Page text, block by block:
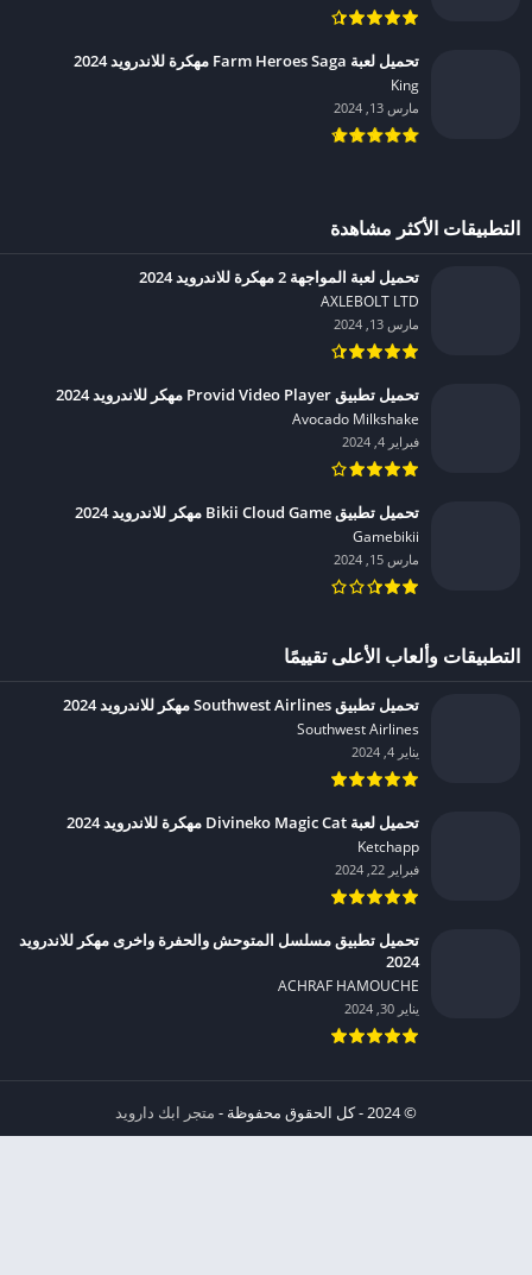
تحميل لعبة Farm Heroes Saga مهكرة للاندرويد 2024
King‏
مارس 13, 2024
التطبيقات الأكثر مشاهدة
تحميل لعبة المواجهة 2 مهكرة للاندرويد 2024
AXLEBOLT LTD‏
مارس 13, 2024
تحميل تطبيق Provid Video Player مهكر للاندرويد 2024
Avocado Milkshake‏
فبراير 4, 2024
تحميل تطبيق Bikii Cloud Game مهكر للاندرويد 2024
Gamebikii‏
مارس 15, 2024
التطبيقات وألعاب الأعلى تقييمًا
تحميل تطبيق Southwest Airlines مهكر للاندرويد 2024
Southwest Airlines‏
يناير 4, 2024
تحميل لعبة Divineko Magic Cat مهكرة للاندرويد 2024
Ketchapp‏
فبراير 22, 2024
تحميل تطبيق مسلسل المتوحش والحفرة واخرى مهكر للاندرويد
2024
ACHRAF HAMOUCHE‏
يناير 30, 2024
© 2024 - كل الحقوق محفوظة -
متجر ابك دارويد